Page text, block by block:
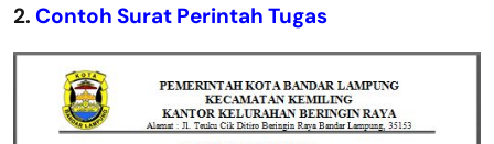
2. Contoh Surat Perintah Tugas